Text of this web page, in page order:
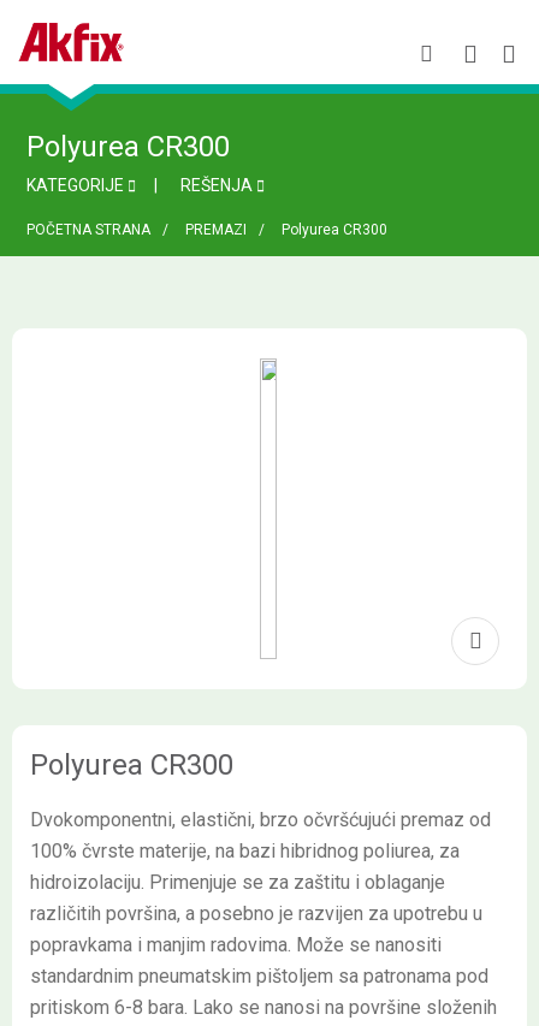
Polyurea CR300
KATEGORIJE REŠENJA
POČETNA STRANA PREMAZI Polyurea CR300
Polyurea CR300
Dvokomponentni, elastični, brzo očvršćujući premaz od
100% čvrste materije, na bazi hibridnog poliurea, za
hidroizolaciju. Primenjuje se za zaštitu i oblaganje
različitih površina, a posebno je razvijen za upotrebu u
popravkama i manjim radovima. Može se nanositi
standardnim pneumatskim pištoljem sa patronama pod
pritiskom 6-8 bara. Lako se nanosi na površine složenih